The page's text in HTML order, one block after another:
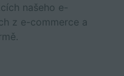
našeho e-
z e-commerce a